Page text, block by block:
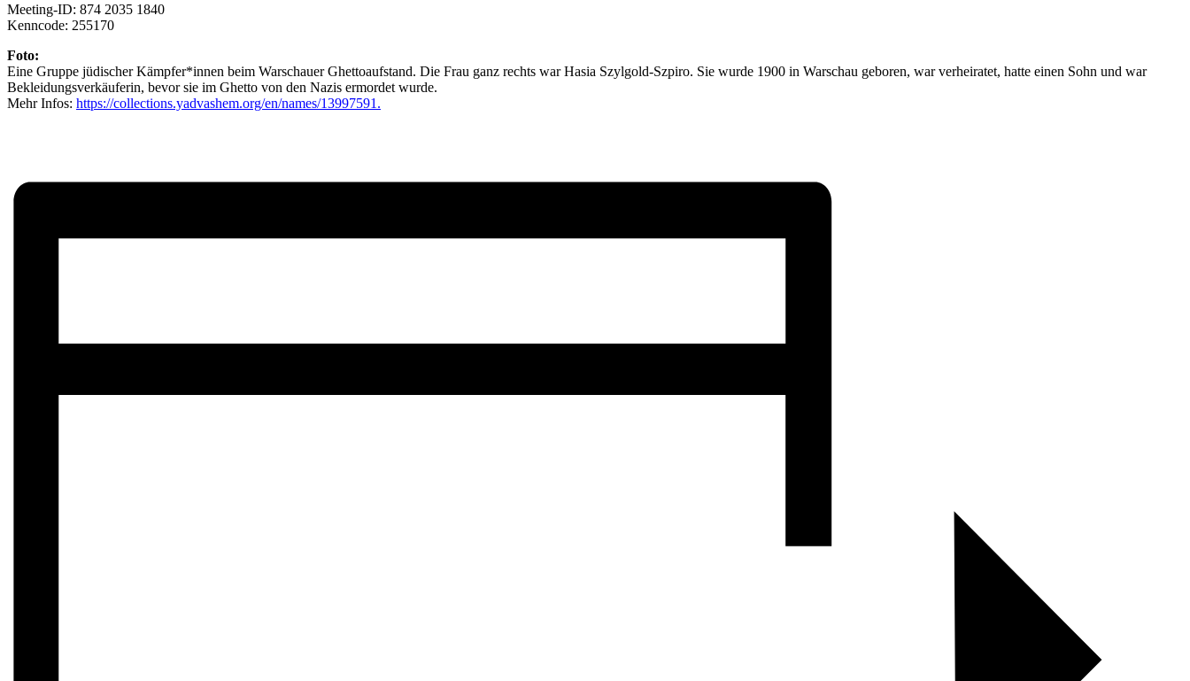
Meeting-ID: 874 2035 1840
Kenncode: 255170
Foto:
Eine Gruppe jüdischer Kämpfer*innen beim Warschauer Ghettoaufstand. Die Frau ganz rechts war Hasia Szylgold-Szpiro. Sie wurde 1900 in Warschau geboren, war verheiratet, hatte einen Sohn und war
Bekleidungsverkäuferin, bevor sie im Ghetto von den Nazis ermordet wurde.
Mehr Infos: https://collections.yadvashem.org/en/names/13997591.